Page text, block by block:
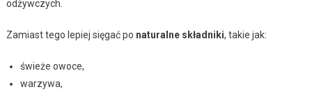
odżywczych.
Zamiast tego lepiej sięgać po naturalne składniki, takie jak:
świeże owoce,
warzywa,